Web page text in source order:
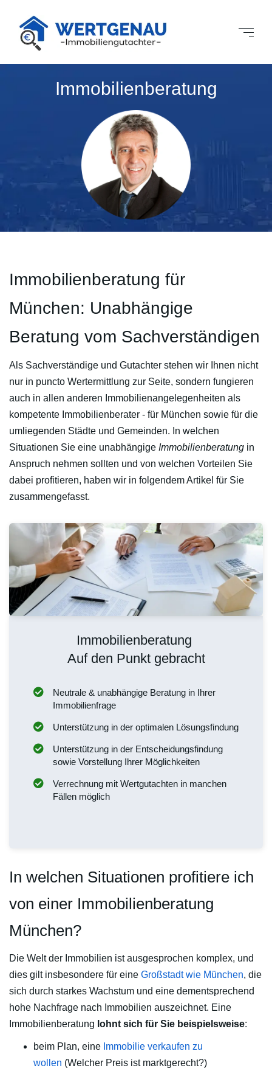
Immobilienberatung
Immobilienberatung für
München: Unabhängige
Beratung vom Sachverständigen
Als Sachverständige und Gutachter stehen wir Ihnen nicht
nur in puncto Wertermittlung zur Seite, sondern fungieren
auch in allen anderen Immobilienangelegenheiten als
kompetente Immobilienberater - für München sowie für die
umliegenden Städte und Gemeinden. In welchen
Situationen Sie eine unabhängige Immobilienberatung in
Anspruch nehmen sollten und von welchen Vorteilen Sie
dabei profitieren, haben wir in folgendem Artikel für Sie
zusammengefasst.
Immobilienberatung
Auf den Punkt gebracht
Neutrale & unabhängige Beratung in Ihrer
Immobilienfrage
Unterstützung in der optimalen Lösungsfindung
Unterstützung in der Entscheidungsfindung
sowie Vorstellung Ihrer Möglichkeiten
Verrechnung mit Wertgutachten in manchen
Fällen möglich
In welchen Situationen profitiere ich
von einer Immobilienberatung
München?
Die Welt der Immobilien ist ausgesprochen komplex, und
dies gilt insbesondere für eine Großstadt wie München, die
sich durch starkes Wachstum und eine dementsprechend
hohe Nachfrage nach Immobilien auszeichnet. Eine
Immobilienberatung lohnt sich für Sie beispielsweise:
beim Plan, eine Immobilie verkaufen zu
wollen (Welcher Preis ist marktgerecht?)